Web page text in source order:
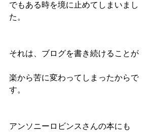
でもある時を境に止めてしまいまし
た。
それは、ブログを書き続けることが
楽から苦に変わってしまったからで
す。
アンソニーロビンスさんの本にも